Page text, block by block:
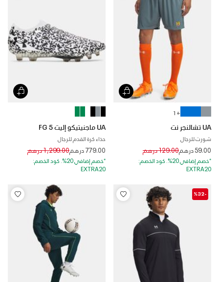
+ 1
UA تشالنجر نت
شورت للرجال
59.00 درهم Price reduced from
129.00 درهم to
*خصم إضافي 20%. كود الخصم:
EXTRA20
UA ماجنيتيكو إليت 5 FG
حذاء كرة القدم للرجال
779.00 درهم Price reduced from
1,299.00 درهم to
*خصم إضافي 20%. كود الخصم:
EXTRA20
-%32